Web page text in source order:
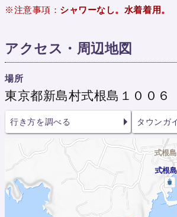
※注意事項： シャワーなし。水着着用。
アクセス・周辺地図
場所
東京都新島村式根島１００６
行き方を調べる タウンガ